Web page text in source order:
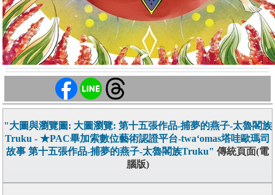
"大圖與瀏覽圖: 大圖瀏覽: 第十五張作品-捕夢的燕子-太魯閣族
Truku - ★PAC畢加索數位藝術認證平台-twa‘omas塔哇歐瑪司
故事 第十五張作品-捕夢的燕子-太魯閣族Truku" 傳統頁面(電
腦版)